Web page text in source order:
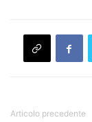
Articolo precedente